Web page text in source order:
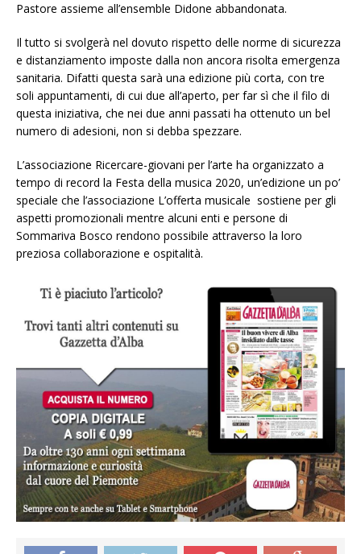
Pastore assieme all’ensemble Didone abbandonata.
Il tutto si svolgerà nel dovuto rispetto delle norme di sicurezza
e distanziamento imposte dalla non ancora risolta emergenza
sanitaria. Difatti questa sarà una edizione più corta, con tre
soli appuntamenti, di cui due all’aperto, per far sì che il filo di
questa iniziativa, che nei due anni passati ha ottenuto un bel
numero di adesioni, non si debba spezzare.
L’associazione Ricercare-giovani per l’arte ha organizzato a
tempo di record la Festa della musica 2020, un’edizione un po’
speciale che l’associazione L’offerta musicale sostiene per gli
aspetti promozionali mentre alcuni enti e persone di
Sommariva Bosco rendono possibile attraverso la loro
preziosa collaborazione e ospitalità.